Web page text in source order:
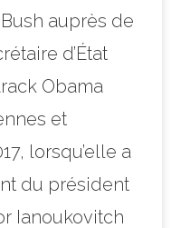
auprès de
d’État
Obama
et
lorsqu’elle a
du président
Ianoukovitch